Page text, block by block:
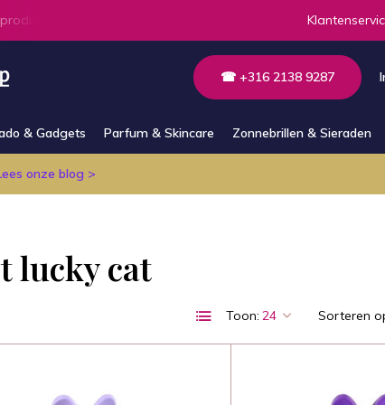
op voorraad in de winkel Altijd bereikbaar via
☎ +316 2138 9287
& Gadgets Parfum & Skincare Zonnebrillen & Sieraden
onze blog >
lucky cat
Toon: Sorteren